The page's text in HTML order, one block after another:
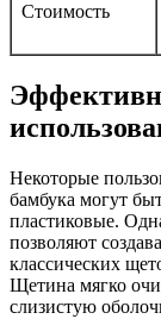
Стоимость
Некоторые
бамбука могут
пластиковые.
позволяют
классических
Щетина мягко
слизистую